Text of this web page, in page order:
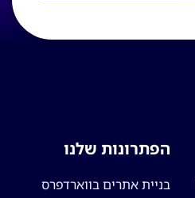
הפתרונות שלנו
בניית אתרים בווארדפרס